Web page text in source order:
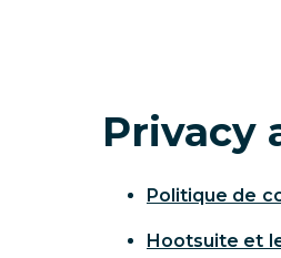
Privacy
Politique de
Hootsuite et